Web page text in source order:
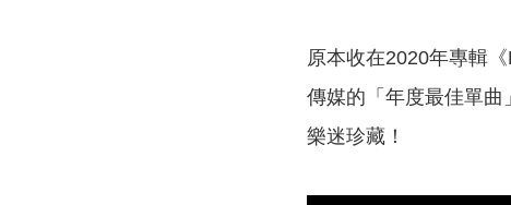
原本收在2020年專輯
傳媒的「年度最佳單
樂迷珍藏！